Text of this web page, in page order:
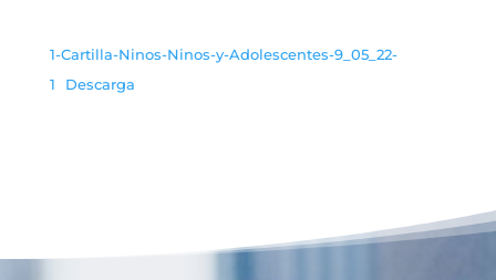
1-Cartilla-Ninos-Ninos-y-Adolescentes-9_05_22-
1
Descarga